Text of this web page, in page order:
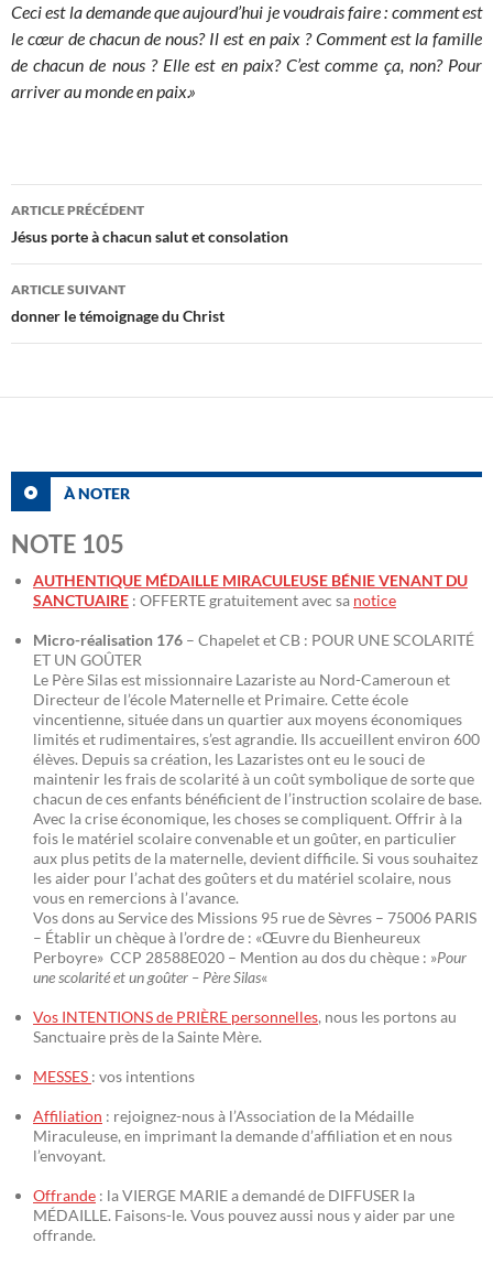
Ceci est la demande que aujourd’hui je voudrais faire : comment est
le cœur de chacun de nous? Il est en paix ? Comment est la famille
de chacun de nous ? Elle est en paix? C’est comme ça, non? Pour
arriver au monde en paix.»
Navigation
des
articles
ARTICLE PRÉCÉDENT
Jésus porte à chacun salut et consolation
ARTICLE SUIVANT
donner le témoignage du Christ
À NOTER
NOTE 105
AUTHENTIQUE MÉDAILLE MIRACULEUSE BÉNIE VENANT DU
SANCTUAIRE : OFFERTE gratuitement avec sa notice
Micro-réalisation 176 – Chapelet et CB : POUR UNE SCOLARITÉ
ET UN GOÛTER
Le Père Silas est missionnaire Lazariste au Nord-Cameroun et
Directeur de l’école Maternelle et Primaire. Cette école
vincentienne, située dans un quartier aux moyens économiques
limités et rudimentaires, s’est agrandie. Ils accueillent environ 600
élèves. Depuis sa création, les Lazaristes ont eu le souci de
maintenir les frais de scolarité à un coût symbolique de sorte que
chacun de ces enfants bénéficient de l’instruction scolaire de base.
Avec la crise économique, les choses se compliquent. Offrir à la
fois le matériel scolaire convenable et un goûter, en particulier
aux plus petits de la maternelle, devient difficile. Si vous souhaitez
les aider pour l’achat des goûters et du matériel scolaire, nous
vous en remercions à l’avance.
Vos dons au Service des Missions 95 rue de Sèvres – 75006 PARIS
– Établir un chèque à l’ordre de : «Œuvre du Bienheureux
Perboyre» CCP 28588E020 – Mention au dos du chèque : »Pour
une scolarité et un goûter – Père Silas«
Vos INTENTIONS de PRIÈRE personnelles, nous les portons au
Sanctuaire près de la Sainte Mère.
MESSES : vos intentions
Affiliation : rejoignez-nous à l’Association de la Médaille
Miraculeuse, en imprimant la demande d’affiliation et en nous
l’envoyant.
Offrande : la VIERGE MARIE a demandé de DIFFUSER la
MÉDAILLE. Faisons-le. Vous pouvez aussi nous y aider par une
offrande.